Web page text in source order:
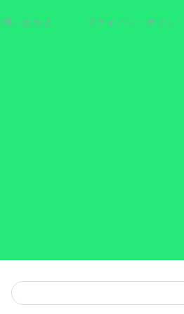
問い合わせ プライバシーポリシー